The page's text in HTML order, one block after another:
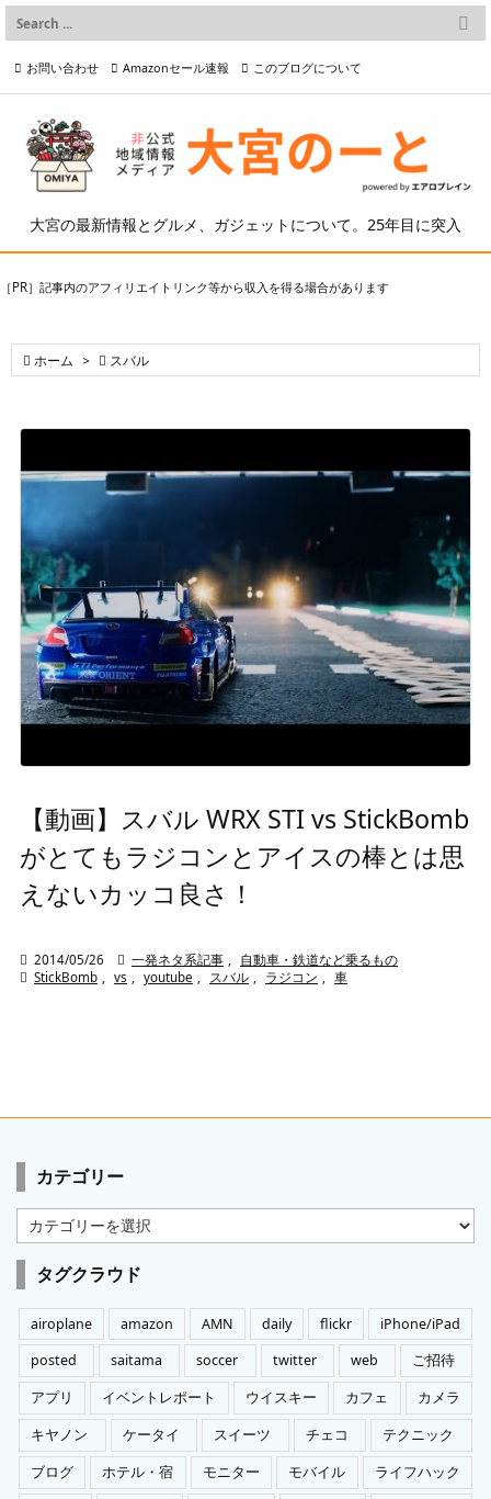
大宮の最新情報とグルメ、ガジェットについて。25年目に突入

メニュー

検索
お問い合わせ Amazonセール速報 このブログについて
プライバシーポリシー等
［PR］記事内のアフィリエイトリンク等から収入を得る場合があります
 ホーム >  スバル
【動画】スバル WRX STI vs StickBomb
がとてもラジコンとアイスの棒とは思
えないカッコ良さ！
 2014/05/26  一発ネタ系記事 , 自動車・鉄道など乗るもの
 StickBomb , vs , youtube , スバル , ラジコン , 車
カテゴリー
カ
テ
ゴ
リ
ー
タグクラウド
airoplane amazon AMN daily flickr
iPhone/iPad
posted
saitama soccer twitter web
ご招待
アプリ
イベントレポート ウイスキー カフェ
カメラ
キヤノン
ケータイ スイーツ チェコ
テクニック
ブログ
ホテル・宿 モニター モバイル
ライフハック